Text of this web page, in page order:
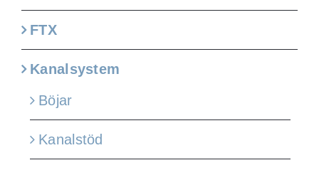
FTX
Kanalsystem
Böjar
Kanalstöd